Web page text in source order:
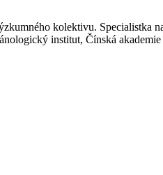
kolektivu. Specialistka
institut, Čínská